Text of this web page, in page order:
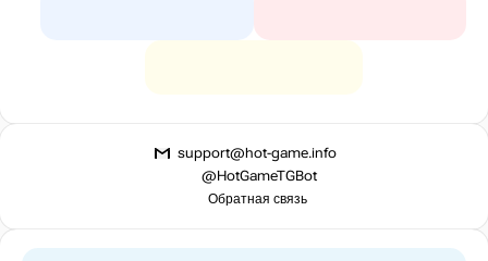
support@hot-game.info
@HotGameTGBot
Обратная связь